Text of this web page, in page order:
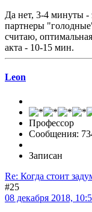
Да нет, 3-4 минуты -
партнеры
считаю,
акта - 10-15 мин.
Leon
Профессор
Сообщения:
Записан
Re: Когда стоит
#25
08 декабря 2018,